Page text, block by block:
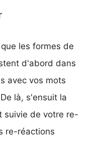
les formes de
d'abord dans
avec vos mots
là, s'ensuit la
suivie de votre re-
re-réactions